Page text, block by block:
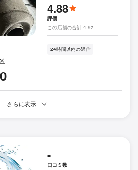
4.88
評価
この店舗の合計 4.92
24時間以内の返信
さらに表示
-
口コミ数